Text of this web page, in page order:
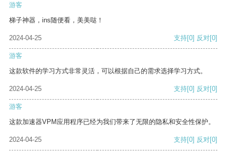
游客
梯子神器，ins随便看，美美哒！
2024-04-25 支持[0] 反对[0]
游客
这款软件的学习方式非常灵活，可以根据自己的需求选择学习方式。
2024-04-25 支持[0] 反对[0]
游客
这款加速器VPM应用程序已经为我们带来了无限的隐私和安全性保护。
2024-04-25 支持[0] 反对[0]